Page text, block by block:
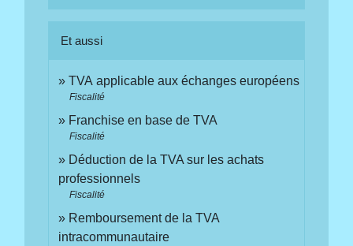
Et aussi
TVA applicable aux échanges européens
Fiscalité
Franchise en base de TVA
Fiscalité
Déduction de la TVA sur les achats
professionnels
Fiscalité
Remboursement de la TVA
intracommunautaire